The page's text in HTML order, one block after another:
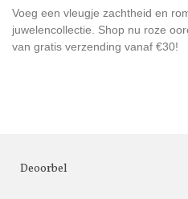
Voeg een vleugje zachtheid en
juwelencollectie. Shop nu roze
van gratis verzending vanaf €30!
Deoorbel